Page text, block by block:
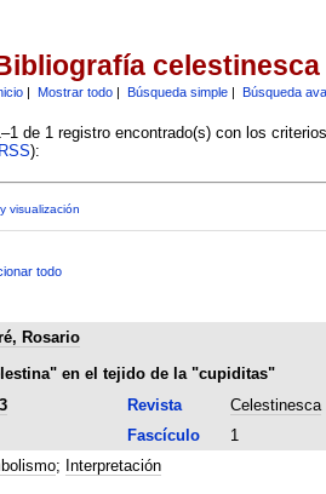
celestinesca
| Mostrar todo| Búsqueda simple| Búsqueda
de 1 registro encontrado(s) con los
):
visualización
todo
Rosario
en el tejido de la "cupiditas"
Revista
Celestinesca
Fascículo
1
; Interpretación